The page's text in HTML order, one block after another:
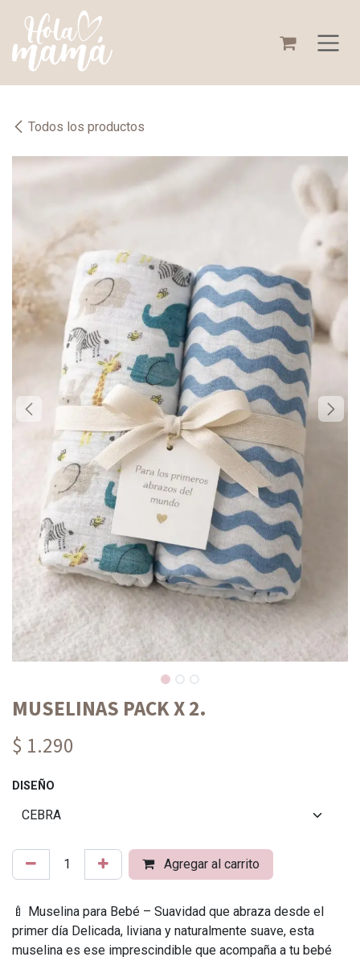
Todos los productos
MUSELINAS PACK X 2.
$ 1.290
DISEÑO
Agregar al carrito
🍼 Muselina para Bebé – Suavidad que abraza desde el
primer día Delicada, liviana y naturalmente suave, esta
muselina es ese imprescindible que acompaña a tu bebé